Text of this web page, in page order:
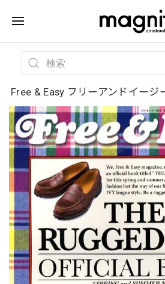
Free & Easy フリーアンドイージ